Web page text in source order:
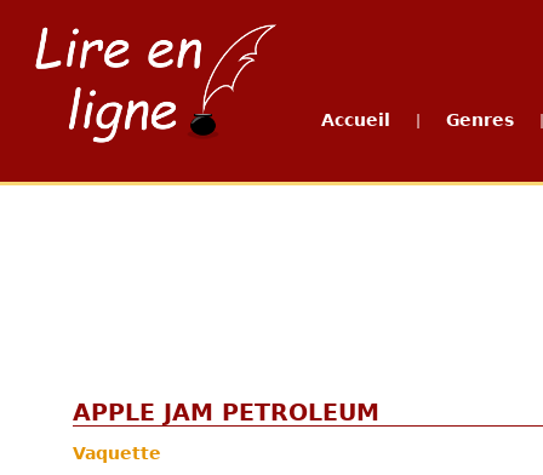
Accueil Genres
APPLE JAM PETROLEUM
Vaquette